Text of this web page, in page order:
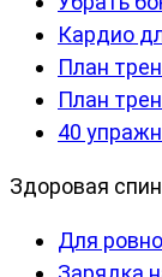
Кардио
План
План
40
Здоровая
Для